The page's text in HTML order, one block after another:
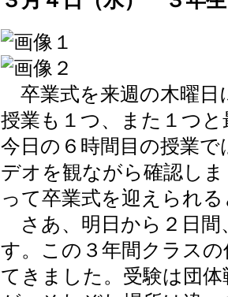
卒業式を来週の木曜日
授業も１つ、また１つ
今日の６時間目の授業
デオを観ながら確認し
って卒業式を迎えられ
さあ、明日から２日間
す。この３年間クラス
てきました。受験は団